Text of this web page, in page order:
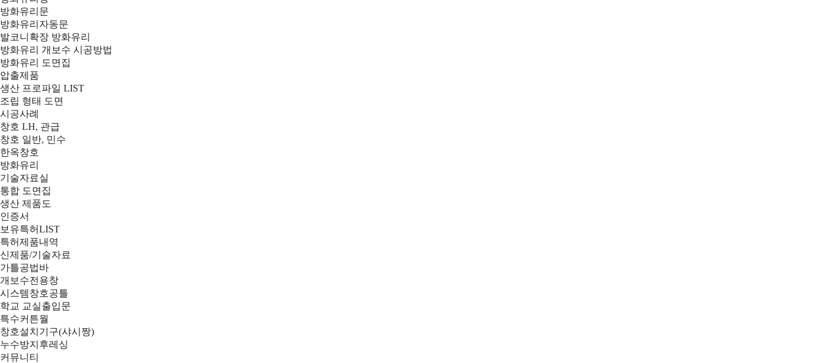
방화유리문
방화유리자동문
발코니확장 방화유리
방화유리 개보수 시공방법
방화유리 도면집
압출제품
생산 프로파일 LIST
조립 형태 도면
시공사례
창호 LH, 관급
창호 일반, 민수
한옥창호
방화유리
기술자료실
통합 도면집
생산 제품도
인증서
보유특허LIST
특허제품내역
신제품/기술자료
가틀공법바
개보수전용창
시스템창호공틀
학교 교실출입문
특수커튼월
창호설치기구(샤시짱)
누수방지후레싱
커뮤니티